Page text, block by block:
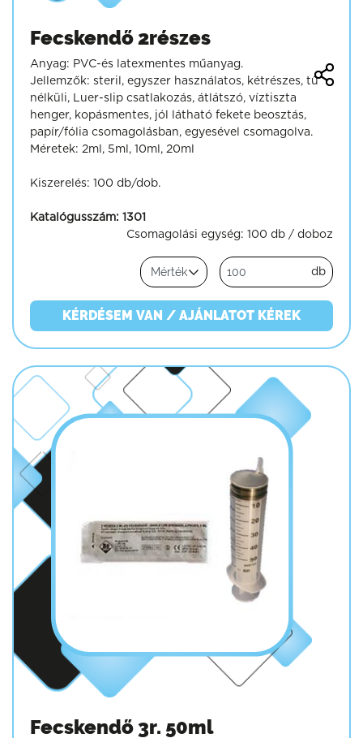
Fecskendő 2részes
Anyag: PVC-és latexmentes műanyag.
Jellemzők: steril, egyszer használatos, kétrészes, tű
nélküli, Luer-slip csatlakozás, átlátszó, víztiszta
henger, kopásmentes, jól látható fekete beosztás,
papír/fólia csomagolásban, egyesével csomagolva.
Méretek: 2ml, 5ml, 10ml, 20ml
Kiszerelés: 100 db/dob.
Katalógusszám: 1301
Csomagolási egység: 100 db / doboz
db
KÉRDÉSEM VAN / AJÁNLATOT KÉREK
Fecskendő 3r. 50ml